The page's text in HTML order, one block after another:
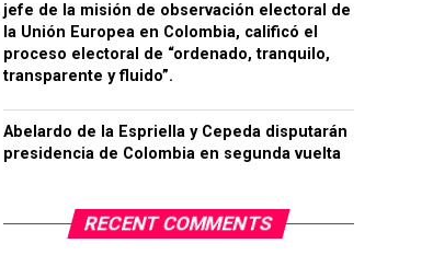
jefe de la misión de observación electoral de
la Unión Europea en Colombia, calificó el
proceso electoral de “ordenado, tranquilo,
transparente y fluido”.
Abelardo de la Espriella y Cepeda disputarán
presidencia de Colombia en segunda vuelta
RECENT COMMENTS